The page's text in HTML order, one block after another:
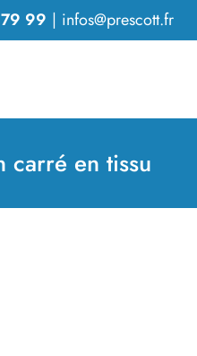
99 | infos@prescott.fr
carré en tissu